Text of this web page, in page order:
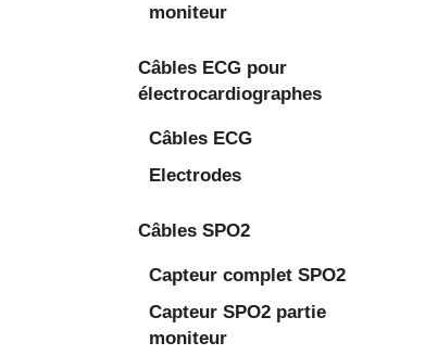
moniteur
Câbles ECG pour
électrocardiographes
Câbles ECG
Electrodes
Câbles SPO2
Capteur complet SPO2
Capteur SPO2 partie
moniteur